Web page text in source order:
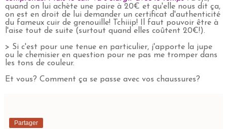
quand on lui achète une paire à 20€ et qu'elle nous dit ça,
on est en droit de lui demander un certificat d'authenticité
du fameux cuir de grenouille! Tchiiip! Il faut pouvoir être à
l'aise tout de suite (surtout quand elles coûtent 20€!).
> Si c'est pour une tenue en particulier, j'apporte la jupe
ou le chemisier en question pour ne pas me tromper dans
les tons de couleur.
Et vous? Comment ça se passe avec vos chaussures?
Partager